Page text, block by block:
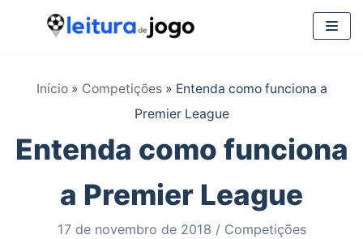
Início» Competições» Entenda como funciona a
Premier League
Entenda como funciona
a Premier League
17 de novembro de 2018 Competições